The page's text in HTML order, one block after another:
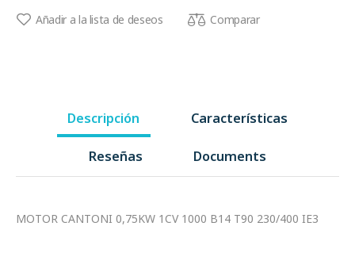
Añadir a la lista de deseos Comparar
Descripción Características
Reseñas Documents
MOTOR CANTONI 0,75KW 1CV 1000 B14 T90 230/400 IE3